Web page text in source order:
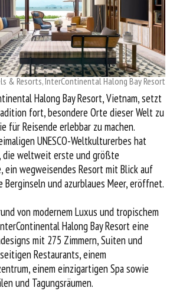
& Resorts, InterContinental Halong Bay Resort
Halong Bay Resort, Vietnam, setzt
fort, besondere Orte dieser Welt zu
für Reisende erlebbar zu machen.
UNESCO-Weltkulturerbes hat
die weltweit erste und größte
ein wegweisendes Resort mit Blick auf
Berginseln und azurblaues Meer, eröffnet.
von modernem Luxus und tropischem
Halong Bay Resort eine
mit 275 Zimmern, Suiten und
Restaurants, einem
einem einzigartigen Spa sowie
und Tagungsräumen.